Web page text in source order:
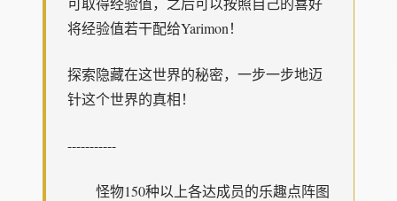
将经验值若干配给Yarimon！
探索隐藏在这世界的秘密，一步一步地迈
针这个世界的真相！
-----------
怪物150种以上各达成员的乐趣点阵图